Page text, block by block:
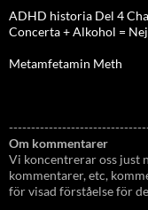
ADHD historia Del 4
Concerta + Alkohol = Nej
Metamfetamin Meth
Om kommentarer
Vi koncentrerar oss just
kommentarer, etc,
för visad förståelse för